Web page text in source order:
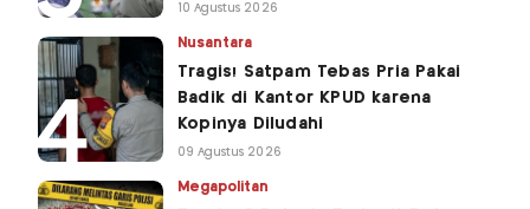
10 Agustus 2026
Nusantara
Tragis! Satpam Tebas Pria Pakai
Badik di Kantor KPUD karena
Kopinya Diludahi
09 Agustus 2026
Megapolitan